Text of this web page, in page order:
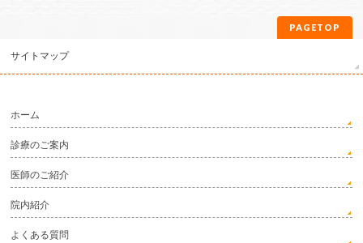
PAGETOP
サイトマップ
ホーム
診療のご案内
医師のご紹介
院内紹介
よくある質問